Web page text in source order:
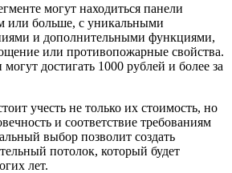
могут находиться панели
или больше, с уникальными
и дополнительными функциями,
или противопожарные свойства.
достигать 1000 рублей и более за
учесть не только их стоимость, но
и соответствие требованиям
выбор позволит создать
потолок, который будет
лет.